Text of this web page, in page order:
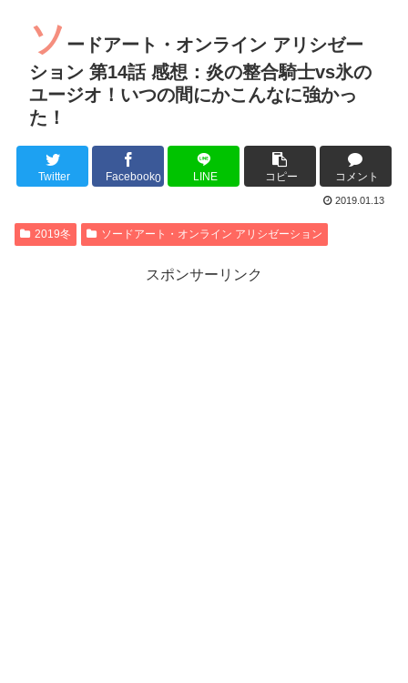
るろうに剣心 -明治剣客浪漫譚- 京都動乱 第33話の感想
同盟、帝国、フェザーン。生まれるなら何処がいいか問題！
Powered by livedoor 相互RSS
ソ ードアート・オンライン アリシゼー
ション 第14話 感想：炎の整合騎士vs氷の
ユージオ！いつの間にかこんなに強かっ
た！
Twitter Facebook0 LINE コピー コメント
2019.01.13
2019冬 ソードアート・オンライン アリシゼーション
スポンサーリンク